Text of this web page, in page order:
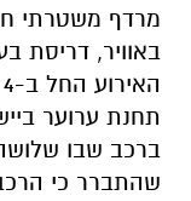
ברכב שבו
שהתברר כי
סימנו הכוחות
פתאומית ופתח
​מתיעוד המרדף